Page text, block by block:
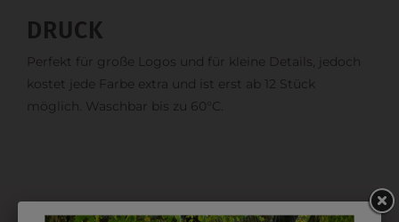
DRUCK
Perfekt für große Logos und für kleine Details, jedoch
kostet jede Farbe extra und ist erst ab 12 Stück
möglich. Waschbar bis zu 60°C.